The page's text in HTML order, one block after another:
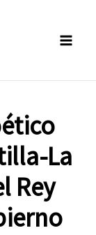
La
Rey